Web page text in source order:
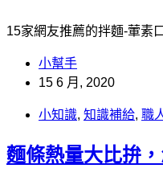
15家網友推薦的拌麵-葷素
小幫手
15 6 月, 2020
小知識, 知識補給, 職
麵條熱量大比拚